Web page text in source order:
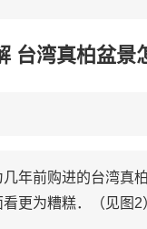
台湾真柏盆景
年前购进的台湾真
更为糟糕．（见图2